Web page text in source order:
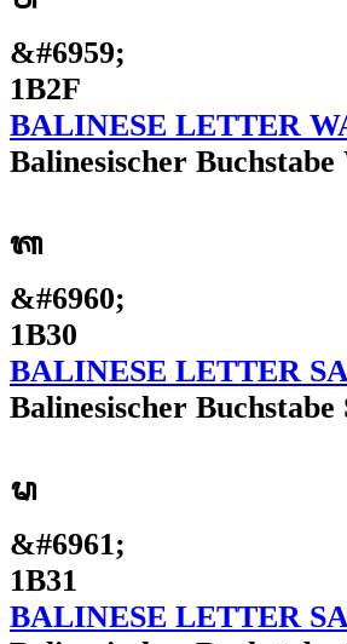
&#6959;
1B2F
BALINESE LETTER
Balinesischer Buchstabe
ᬰ
&#6960;
1B30
BALINESE LETTER
Balinesischer Buchstabe
ᬱ
&#6961;
1B31
BALINESE LETTER